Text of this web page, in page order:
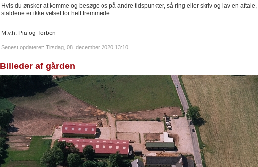
Hvis du ønsker at komme og besøge os på andre tidspunkter, så ring eller skriv og lav en aftale,
staldene er ikke velset for helt fremmede.
M.v.h. Pia og Torben
Senest opdateret: Tirsdag, 08. december 2020 13:10
Billeder af gården